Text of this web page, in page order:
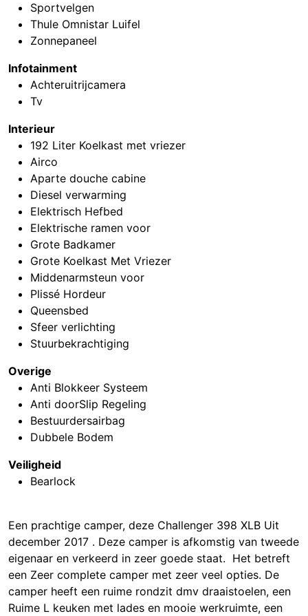
Sportvelgen
Thule Omnistar Luifel
Zonnepaneel
Infotainment
Achteruitrijcamera
Tv
Interieur
192 Liter Koelkast met vriezer
Airco
Aparte douche cabine
Diesel verwarming
Elektrisch Hefbed
Elektrische ramen voor
Grote Badkamer
Grote Koelkast Met Vriezer
Middenarmsteun voor
Plissé Hordeur
Queensbed
Sfeer verlichting
Stuurbekrachtiging
Overige
Anti Blokkeer Systeem
Anti doorSlip Regeling
Bestuurdersairbag
Dubbele Bodem
Veiligheid
Bearlock
Een prachtige camper, deze Challenger 398 XLB Uit
december 2017 . Deze camper is afkomstig van tweede
eigenaar en verkeerd in zeer goede staat. Het betreft
een Zeer complete camper met zeer veel opties. De
camper heeft een ruime rondzit dmv draaistoelen, een
Ruime L keuken met lades en mooie werkruimte, een